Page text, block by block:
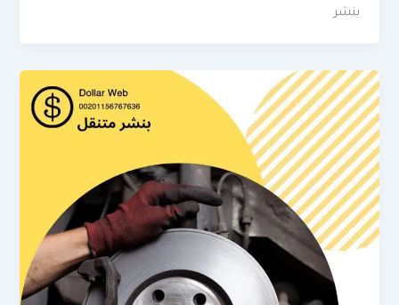
بنشر